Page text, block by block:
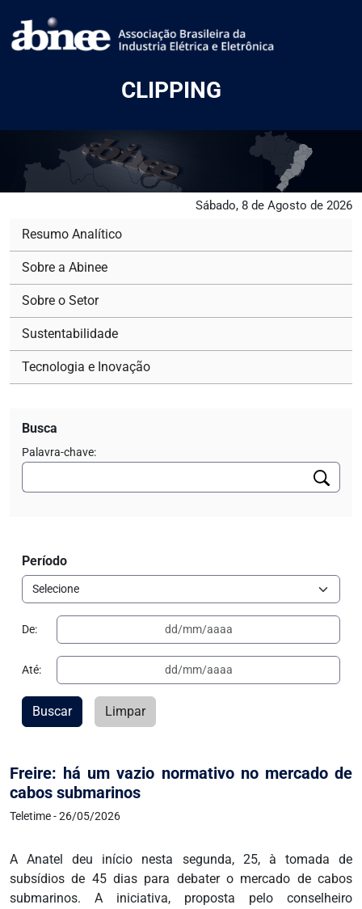
CLIPPING
Sábado, 8 de Agosto de 2026
Freire: há um vazio normativo no mercado de
cabos submarinos
Teletime - 26/05/2026
A Anatel deu início nesta segunda, 25, à tomada de
subsídios de 45 dias para debater o mercado de cabos
submarinos. A iniciativa, proposta pelo conselheiro
Resumo Analítico
Sobre a Abinee
Sobre o Setor
Sustentabilidade
Tecnologia e Inovação
Busca
Palavra-chave:
Período
De:
Até:
Buscar Limpar